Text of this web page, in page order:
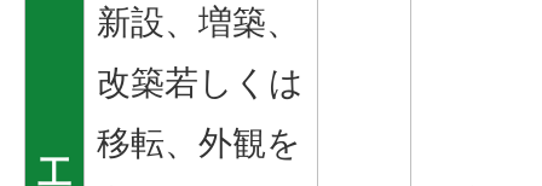
工
新設、増築、
改築若しくは
移転、外観を